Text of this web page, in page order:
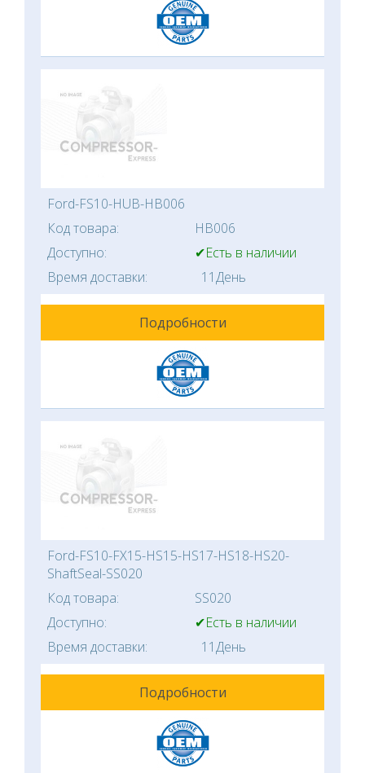
Ford-FS10-HUB-HB006
Код товара:
HB006
Доступно:
✔Есть в наличии
Время доставки:
11День
Подробности
Ford-FS10-FX15-HS15-HS17-HS18-HS20-
ShaftSeal-SS020
Код товара:
SS020
Доступно:
✔Есть в наличии
Время доставки:
11День
Подробности